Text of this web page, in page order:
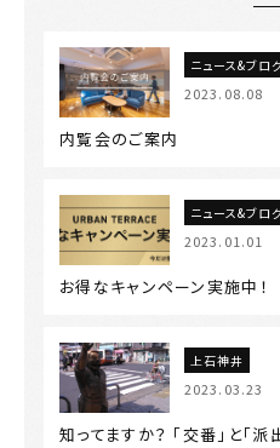
ニュース&ブロ
2023.08.08
内覧会のご案内
ニュース&ブロ
2023.01.01
お得なキャンペーン実施中！
上石神井
2023.03.23
知ってますか？ 「交番」と「